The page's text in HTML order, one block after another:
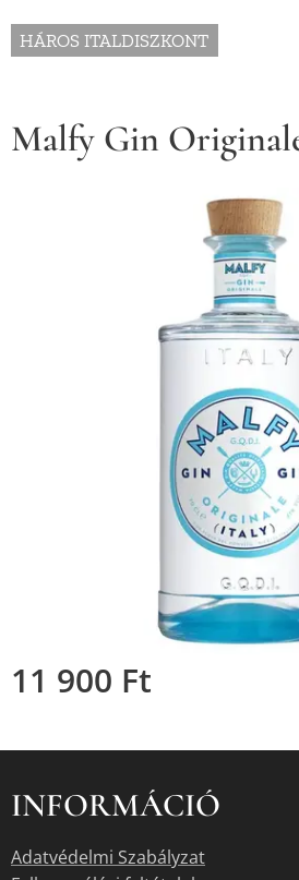
HÁROS ITALDISZKONT
Malfy Gin
11 900 Ft
INFORMÁCIÓ
Adatvédelmi Szabályzat